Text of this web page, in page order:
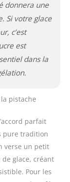
donnera une
Si votre glace
c’est
est
dans la
pistache
parfait
pure tradition
verse un petit
glace, créant
Pour les